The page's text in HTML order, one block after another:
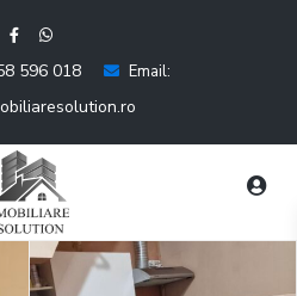
596 018 Email: